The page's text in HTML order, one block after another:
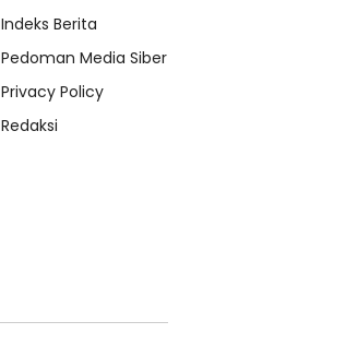
Indeks Berita
Pedoman Media Siber
Privacy Policy
Redaksi